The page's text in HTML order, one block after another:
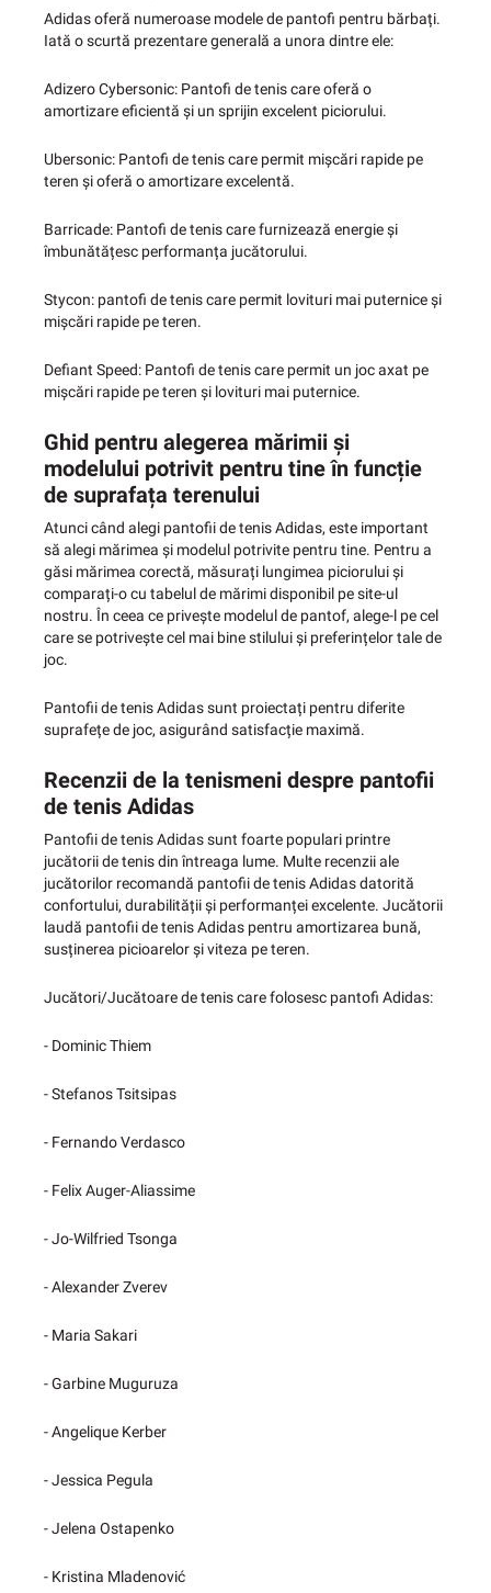
Adidas oferă numeroase modele de pantofi pentru bărbați.
Iată o scurtă prezentare generală a unora dintre ele:
Adizero Cybersonic: Pantofi de tenis care oferă o
amortizare eficientă și un sprijin excelent piciorului.
Ubersonic: Pantofi de tenis care permit mișcări rapide pe
teren și oferă o amortizare excelentă.
Barricade: Pantofi de tenis care furnizează energie și
îmbunătățesc performanța jucătorului.
Stycon: pantofi de tenis care permit lovituri mai puternice și
mișcări rapide pe teren.
Defiant Speed: Pantofi de tenis care permit un joc axat pe
mișcări rapide pe teren și lovituri mai puternice.
Ghid pentru alegerea mărimii și
modelului potrivit pentru tine în funcție
de suprafața terenului
Atunci când alegi pantofii de tenis Adidas, este important
să alegi mărimea și modelul potrivite pentru tine. Pentru a
găsi mărimea corectă, măsurați lungimea piciorului și
comparați-o cu tabelul de mărimi disponibil pe site-ul
nostru. În ceea ce privește modelul de pantof, alege-l pe cel
care se potrivește cel mai bine stilului și preferințelor tale de
joc.
Pantofii de tenis Adidas sunt proiectați pentru diferite
suprafețe de joc, asigurând satisfacție maximă.
Recenzii de la tenismeni despre pantofii
de tenis Adidas
Pantofii de tenis Adidas sunt foarte populari printre
jucătorii de tenis din întreaga lume. Multe recenzii ale
jucătorilor recomandă pantofii de tenis Adidas datorită
confortului, durabilității și performanței excelente. Jucătorii
laudă pantofii de tenis Adidas pentru amortizarea bună,
susținerea picioarelor și viteza pe teren.
Jucători/Jucătoare de tenis care folosesc pantofi Adidas:
- Dominic Thiem
- Stefanos Tsitsipas
- Fernando Verdasco
- Felix Auger-Aliassime
- Jo-Wilfried Tsonga
- Alexander Zverev
- Maria Sakari
- Garbine Muguruza
- Angelique Kerber
- Jessica Pegula
- Jelena Ostapenko
- Kristina Mladenović